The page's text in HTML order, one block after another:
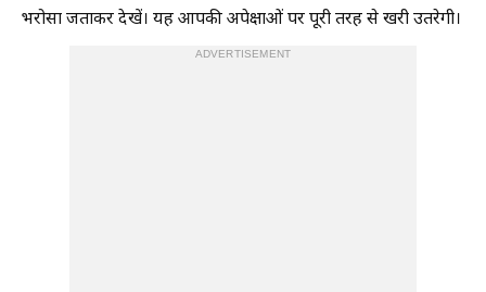
भरोसा जताकर देखें। यह आपकी अपेक्षाओं पर पूरी तरह से खरी उतरेगी।
ADVERTISEMENT